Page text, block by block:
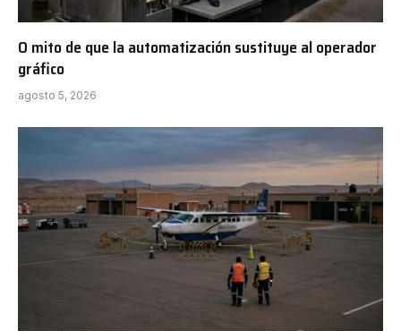
O mito de que la automatización sustituye al operador
gráfico
agosto 5, 2026